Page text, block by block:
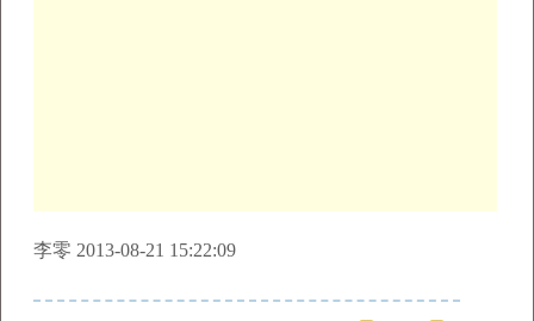
李零 2013-08-21 15:22:09